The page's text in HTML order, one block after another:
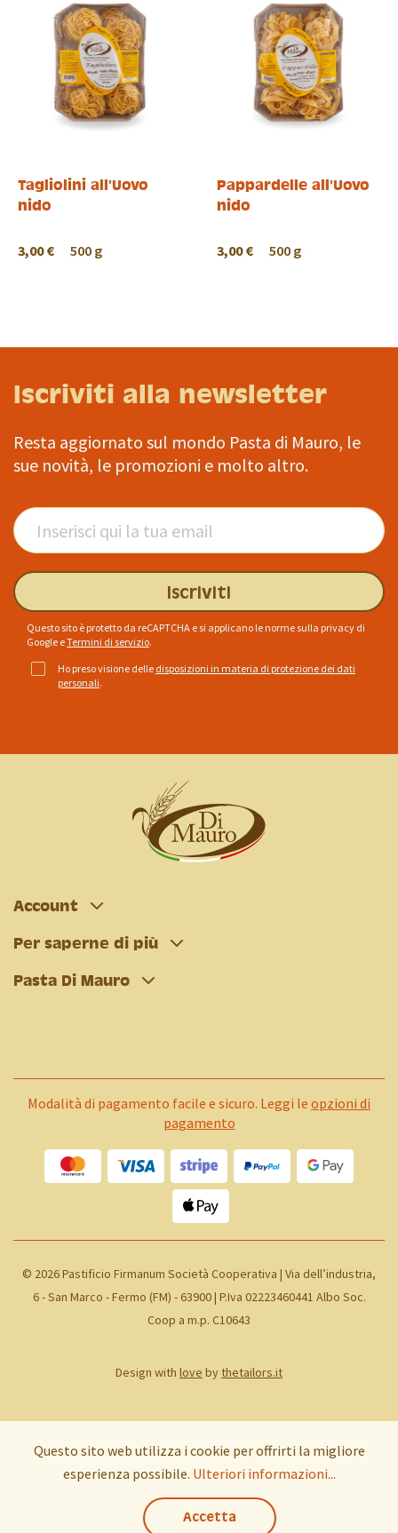
Tagliolini all'Uovo
nido
3,00 € 500 g
Pappardelle all'Uovo
nido
3,00 € 500 g
Iscriviti alla newsletter
Resta aggiornato sul mondo Pasta di Mauro, le
sue novità, le promozioni e molto altro.
Iscriviti
Questo sito è protetto da reCAPTCHA e si applicano le norme sulla privacy di
Google eTermini di servizio.
Ho preso visione delle disposizioni in materia di protezione dei dati
personali.
Account
Per saperne di più
Pasta Di Mauro
Modalità di pagamento facile e sicuro. Leggi le opzioni di
pagamento
© 2026 Pastificio Firmanum Società Cooperativa | Via dell’industria,
6 - San Marco - Fermo (FM) - 63900 | P.Iva 02223460441 Albo Soc.
Coop a m.p. C10643
Design with love bythetailors.it
Questo sito web utilizza i cookie per offrirti la migliore
esperienza possibile. Ulteriori informazioni...
Accetta